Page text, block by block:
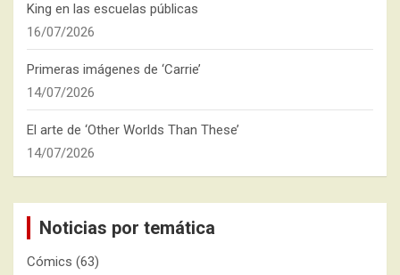
King en las escuelas públicas
16/07/2026
Primeras imágenes de ‘Carrie’
14/07/2026
El arte de ‘Other Worlds Than These’
14/07/2026
Noticias por temática
Cómics (63)